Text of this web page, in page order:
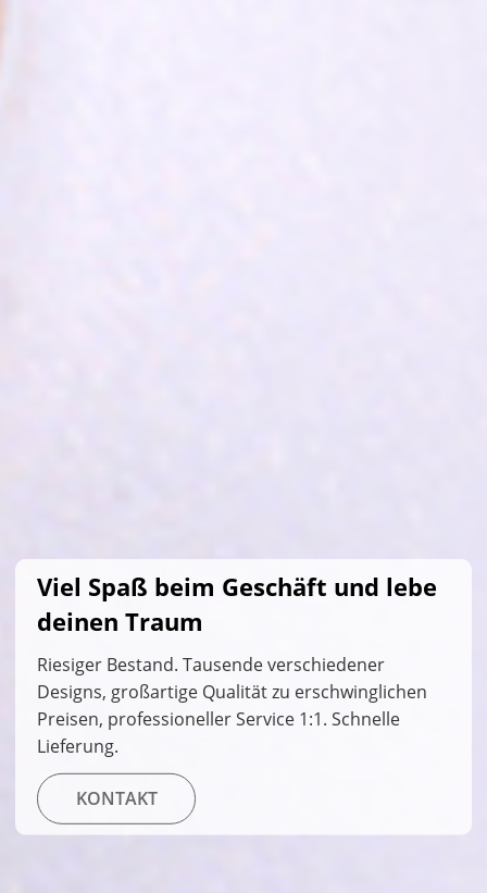
Viel Spaß beim Geschäft und lebe
deinen Traum
Riesiger Bestand. Tausende verschiedener
Designs, großartige Qualität zu erschwinglichen
Preisen, professioneller Service 1:1. Schnelle
Lieferung.
KONTAKT